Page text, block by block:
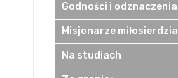
Godności i odznaczenia
Misjonarze miłosierdzia
Na studiach